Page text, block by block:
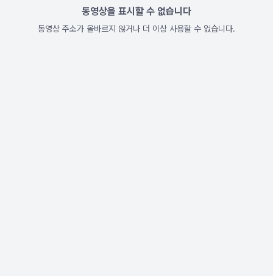
동영상을 표시할 수 없습니다
동영상 주소가 올바르지 않거나 더 이상 사용할 수 없습니다.